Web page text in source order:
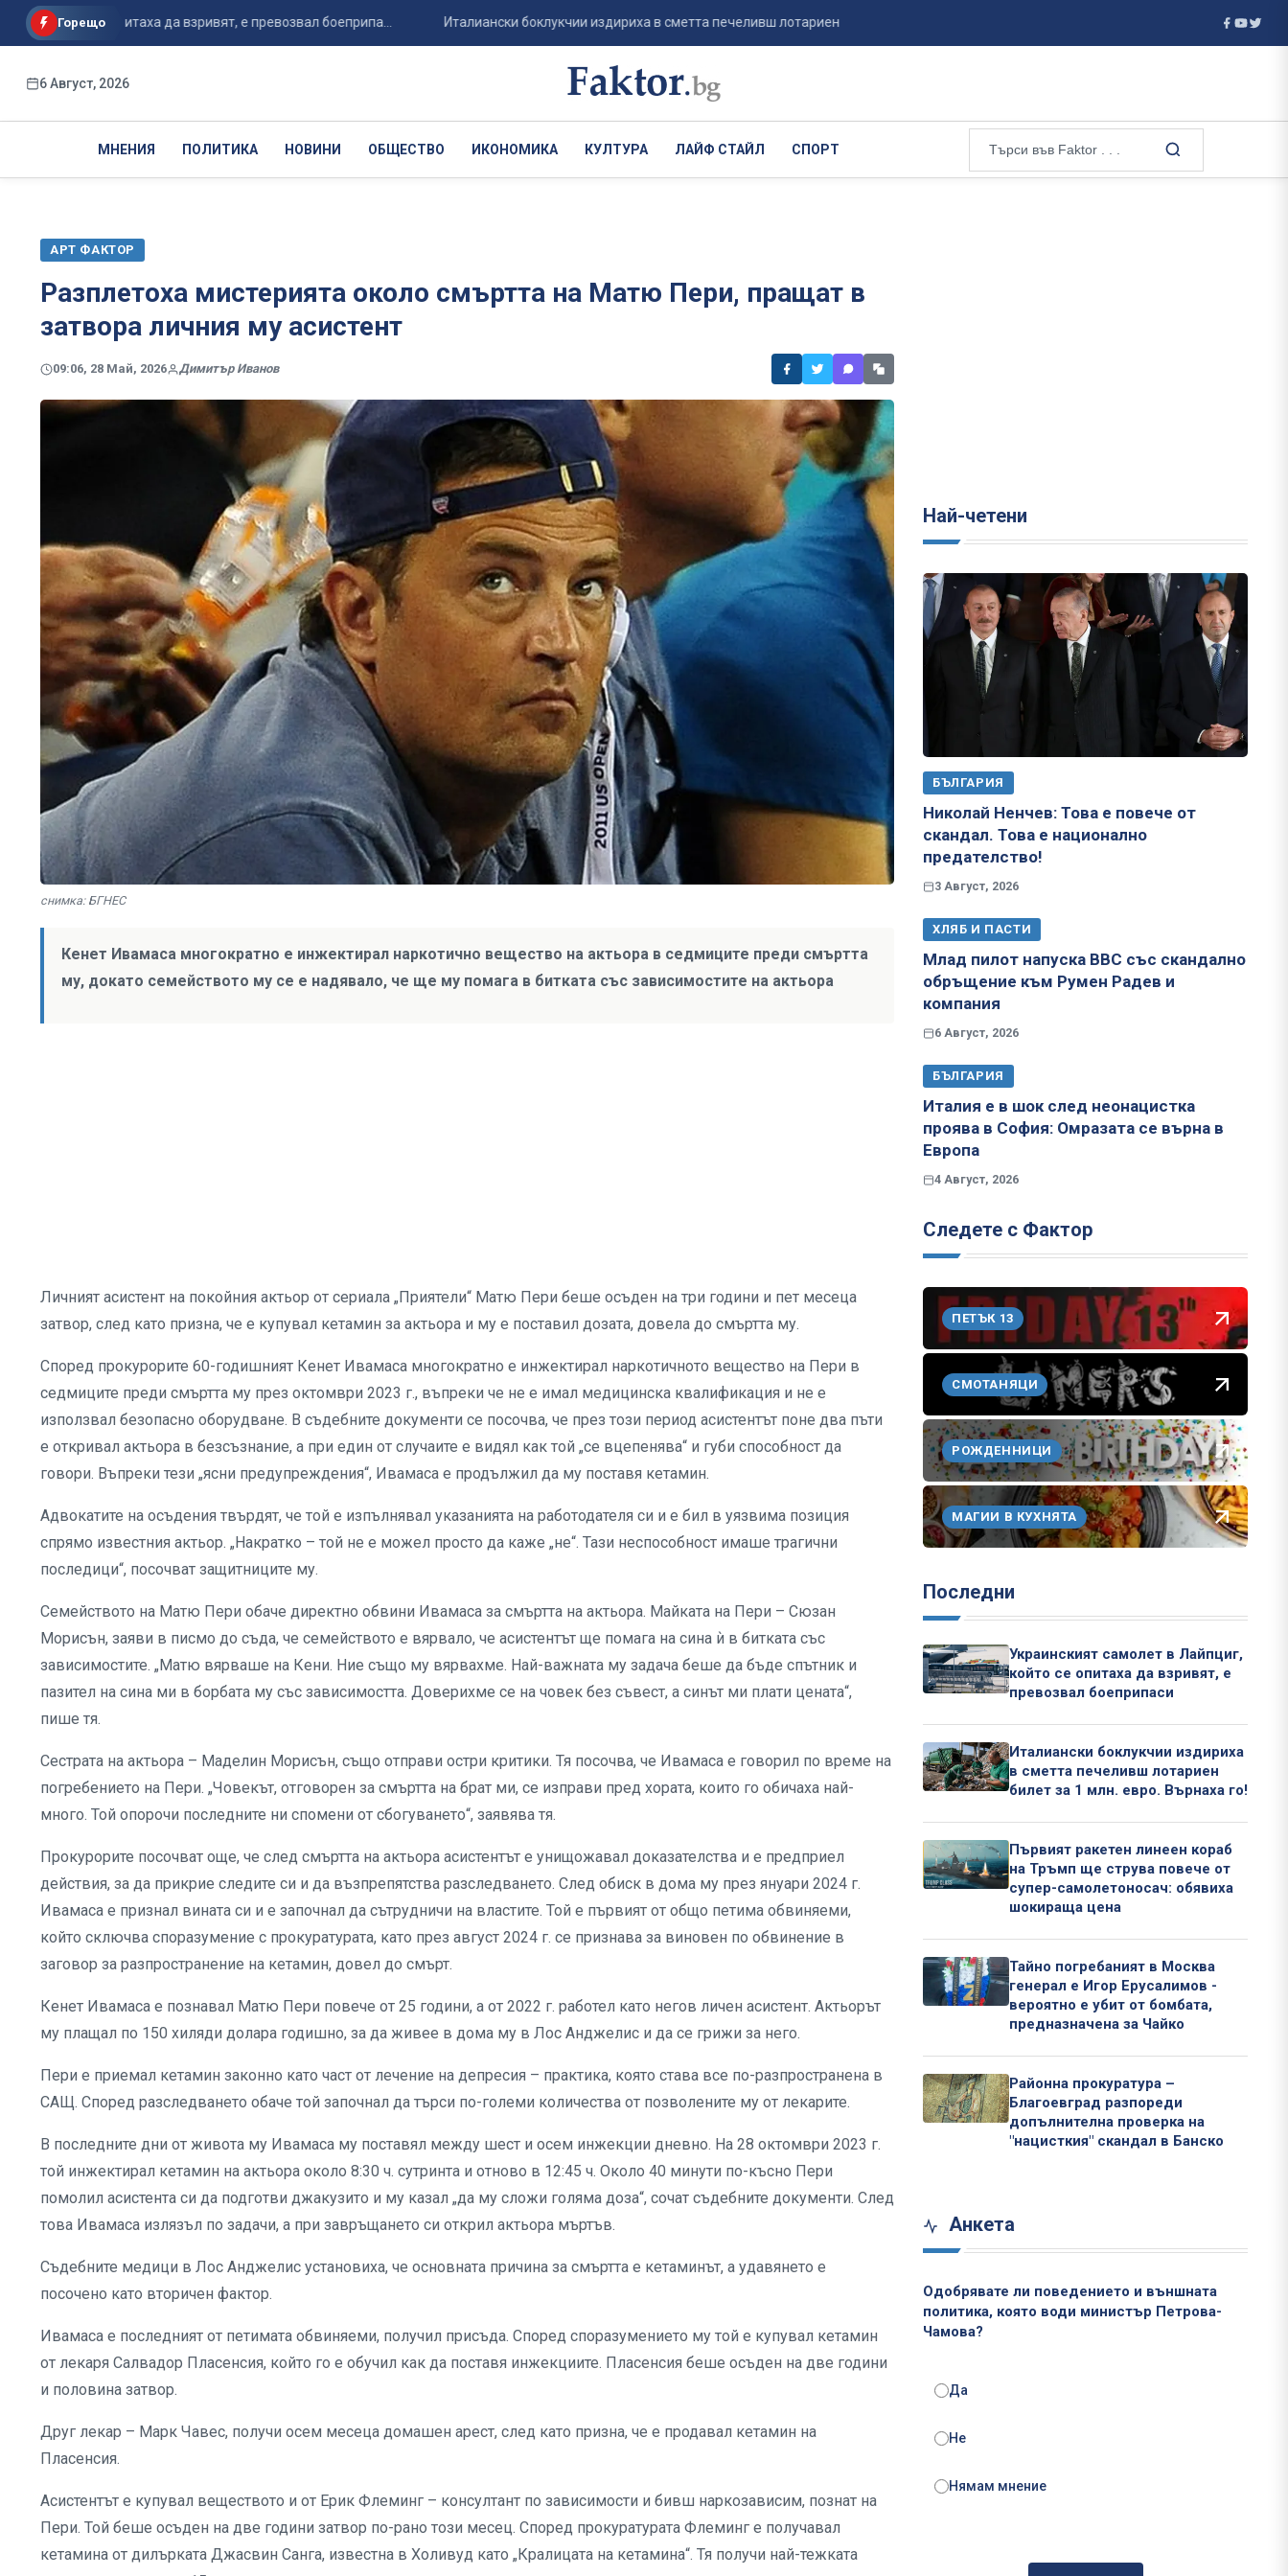
Горещо
се опитаха да взривят, е превозвал боеприпа... Италиански боклукчии издириха в сметта печеливш лотариен билет за 1 млн. евро. В... Първият ракетен линеен кораб на Тръмп ще
6 Август, 2026
МНЕНИЯ ПОЛИТИКА НОВИНИ ОБЩЕСТВО ИКОНОМИКА КУЛТУРА ЛАЙФ СТАЙЛ СПОРТ
АРТ ФАКТОР
Разплетоха мистерията около смъртта на Матю Пери, пращат в
затвора личния му асистент
09:06, 28 Май, 2026 Димитър Иванов
снимка: БГНЕС
Кенет Ивамаса многократно е инжектирал наркотично вещество на актьора в седмиците преди смъртта
му, докато семейството му се е надявало, че ще му помага в битката със зависимостите на актьора
Личният асистент на покойния актьор от сериала „Приятели“ Матю Пери беше осъден на три години и пет месеца
затвор, след като призна, че е купувал кетамин за актьора и му е поставил дозата, довела до смъртта му.
Според прокурорите 60-годишният Кенет Ивамаса многократно е инжектирал наркотичното вещество на Пери в
седмиците преди смъртта му през октомври 2023 г., въпреки че не е имал медицинска квалификация и не е
използвал безопасно оборудване. В съдебните документи се посочва, че през този период асистентът поне два пъти
е откривал актьора в безсъзнание, а при един от случаите е видял как той „се вцепенява“ и губи способност да
говори. Въпреки тези „ясни предупреждения“, Ивамаса е продължил да му поставя кетамин.
Адвокатите на осъдения твърдят, че той е изпълнявал указанията на работодателя си и е бил в уязвима позиция
спрямо известния актьор. „Накратко – той не е можел просто да каже „не“. Тази неспособност имаше трагични
последици“, посочват защитниците му.
Семейството на Матю Пери обаче директно обвини Ивамаса за смъртта на актьора. Майката на Пери – Сюзан
Морисън, заяви в писмо до съда, че семейството е вярвало, че асистентът ще помага на сина ѝ в битката със
зависимостите. „Матю вярваше на Кени. Ние също му вярвахме. Най-важната му задача беше да бъде спътник и
пазител на сина ми в борбата му със зависимостта. Доверихме се на човек без съвест, а синът ми плати цената“,
пише тя.
Сестрата на актьора – Маделин Морисън, също отправи остри критики. Тя посочва, че Ивамаса е говорил по време на
погребението на Пери. „Човекът, отговорен за смъртта на брат ми, се изправи пред хората, които го обичаха най-
много. Той опорочи последните ни спомени от сбогуването“, заявява тя.
Прокурорите посочват още, че след смъртта на актьора асистентът е унищожавал доказателства и е предприел
действия, за да прикрие следите си и да възпрепятства разследването. След обиск в дома му през януари 2024 г.
Ивамаса е признал вината си и е започнал да сътрудничи на властите. Той е първият от общо петима обвиняеми,
който сключва споразумение с прокуратурата, като през август 2024 г. се признава за виновен по обвинение в
заговор за разпространение на кетамин, довел до смърт.
Кенет Ивамаса е познавал Матю Пери повече от 25 години, а от 2022 г. работел като негов личен асистент. Актьорът
му плащал по 150 хиляди долара годишно, за да живее в дома му в Лос Анджелис и да се грижи за него.
Пери е приемал кетамин законно като част от лечение на депресия – практика, която става все по-разпространена в
САЩ. Според разследването обаче той започнал да търси по-големи количества от позволените му от лекарите.
В последните дни от живота му Ивамаса му поставял между шест и осем инжекции дневно. На 28 октомври 2023 г.
той инжектирал кетамин на актьора около 8:30 ч. сутринта и отново в 12:45 ч. Около 40 минути по-късно Пери
помолил асистента си да подготви джакузито и му казал „да му сложи голяма доза“, сочат съдебните документи. След
това Ивамаса излязъл по задачи, а при завръщането си открил актьора мъртъв.
Съдебните медици в Лос Анджелис установиха, че основната причина за смъртта е кетаминът, а удавянето е
посочено като вторичен фактор.
Ивамаса е последният от петимата обвиняеми, получил присъда. Според споразумението му той е купувал кетамин
от лекаря Салвадор Пласенсия, който го е обучил как да поставя инжекциите. Пласенсия беше осъден на две години
и половина затвор.
Друг лекар – Марк Чавес, получи осем месеца домашен арест, след като призна, че е продавал кетамин на
Пласенсия.
Асистентът е купувал веществото и от Ерик Флеминг – консултант по зависимости и бивш наркозависим, познат на
Пери. Той беше осъден на две години затвор по-рано този месец. Според прокуратурата Флеминг е получавал
кетамина от дилърката Джасвин Санга, известна в Холивуд като „Кралицата на кетамина“. Тя получи най-тежката
Най-четени
БЪЛГАРИЯ
Николай Ненчев: Това е повече от
скандал. Това е национално
предателство!
3 Август, 2026
ХЛЯБ И ПАСТИ
Млад пилот напуска ВВС със скандално
обръщение към Румен Радев и
компания
6 Август, 2026
БЪЛГАРИЯ
Италия е в шок след неонацистка
проява в София: Омразата се върна в
Европа
4 Август, 2026
Следете с Фактор
ПЕТЪК 13
СМОТАНЯЦИ
РОЖДЕННИЦИ
МАГИИ В КУХНЯТА
Последни
Украинският самолет в Лайпциг,
който се опитаха да взривят, е
превозвал боеприпаси
Италиански боклукчии издириха
в сметта печеливш лотариен
билет за 1 млн. евро. Върнаха го!
Първият ракетен линеен кораб
на Тръмп ще струва повече от
супер-самолетоносач: обявиха
шокираща цена
Тайно погребаният в Москва
генерал е Игор Ерусалимов -
вероятно е убит от бомбата,
предназначена за Чайко
Районна прокуратура –
Благоевград разпореди
допълнителна проверка на
"нацисткия" скандал в Банско
Анкета
Одобрявате ли поведението и външната
политика, която води министър Петрова-
Чамова?
Да
Не
Нямам мнение